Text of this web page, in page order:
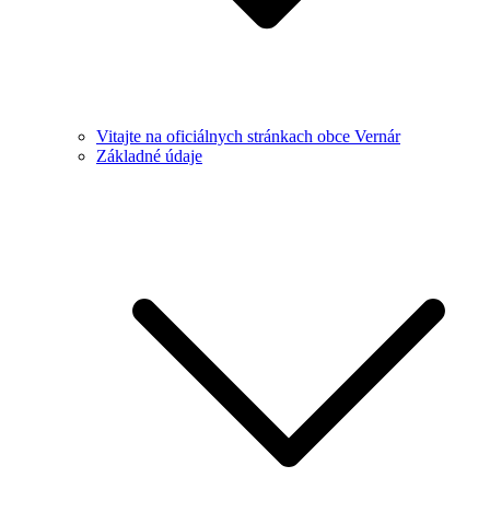
Vitajte na oficiálnych stránkach obce Vernár
Základné údaje